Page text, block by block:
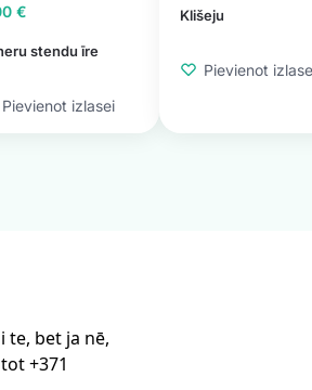
stendu īre
€
Pievienot izlasei
Klišeju
Pievienot
te, bet ja nē,
+371